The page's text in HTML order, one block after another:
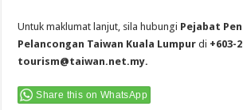
Untuk maklumat lanjut, sila hubungi Pejabat
Pelancongan Taiwan Kuala Lumpur di +603-
tourism@taiwan.net.my.
Share this on WhatsApp